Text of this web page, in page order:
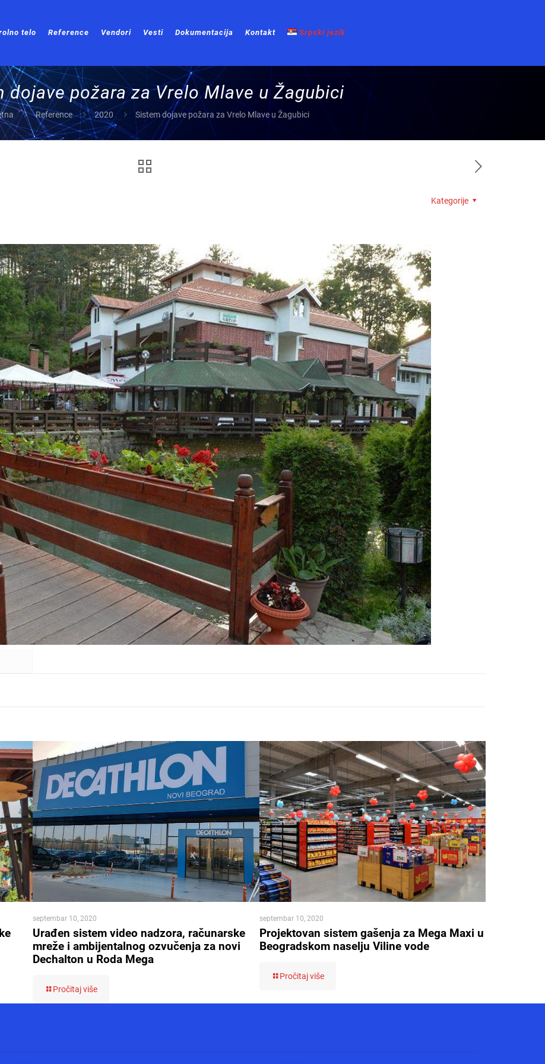
telo Reference Vendori Vesti Dokumentacija Kontakt Srpski jezik
dojave požara za Vrelo Mlave u Žagubici
Reference 2020 Sistem dojave požara za Vrelo Mlave u Žagubici
Kategorije
septembar 10, 2020
Urađen sistem video nadzora, računarske
mreže i ambijentalnog ozvučenja za novi
Dechalton u Roda Mega
Pročitaj više
septembar 10, 2020
Projektovan sistem gašenja za Mega Maxi u
Beogradskom naselju Viline vode
Pročitaj više